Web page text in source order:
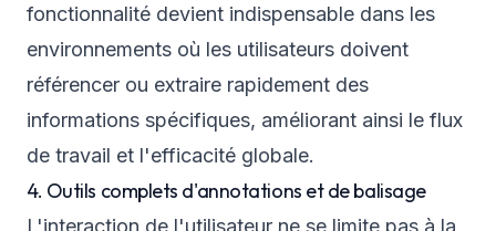
fonctionnalité devient indispensable dans les
environnements où les utilisateurs doivent
référencer ou extraire rapidement des
informations spécifiques, améliorant ainsi le flux
de travail et l'efficacité globale.
4. Outils complets d'annotations et de balisage
L'interaction de l'utilisateur ne se limite pas à la